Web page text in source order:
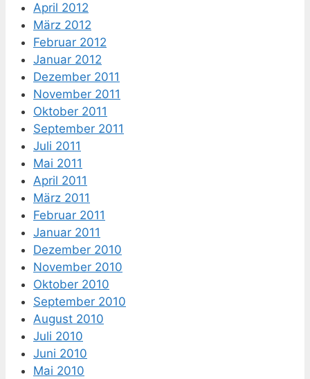
April 2012
März 2012
Februar 2012
Januar 2012
Dezember 2011
November 2011
Oktober 2011
September 2011
Juli 2011
Mai 2011
April 2011
März 2011
Februar 2011
Januar 2011
Dezember 2010
November 2010
Oktober 2010
September 2010
August 2010
Juli 2010
Juni 2010
Mai 2010